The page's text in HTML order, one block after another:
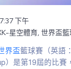
7:37 下午
星空體育, 世界盃籃
界盃籃球賽（英語
）是第19屆的比賽